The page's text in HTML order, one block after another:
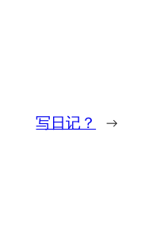
写日记？ →